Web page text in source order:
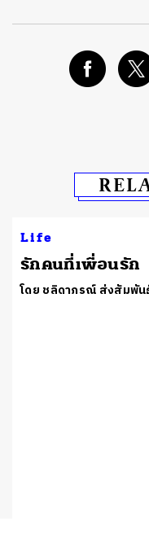
Life
รักคนที่เพื่อนรัก
โดย ชลิดาภรณ์ ส่งสัมพัน